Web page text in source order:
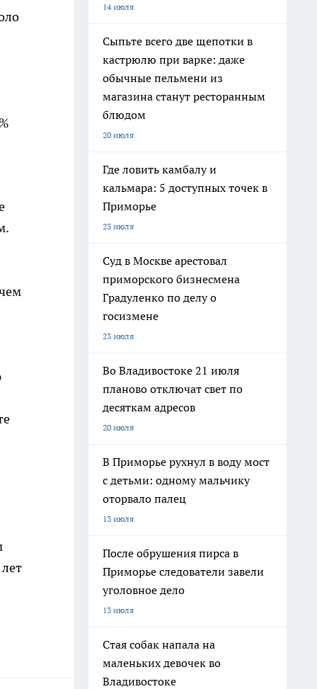
14 июля
Сыпьте всего две щепотки в
кастрюлю при варке: даже
обычные пельмени из
магазина станут ресторанным
блюдом
20 июля
Где ловить камбалу и
кальмара: 5 доступных точек в
Приморье
23 июля
Суд в Москве арестовал
приморского бизнесмена
Градуленко по делу о
госизмене
23 июля
Во Владивостоке 21 июля
планово отключат свет по
десяткам адресов
20 июля
В Приморье рухнул в воду мост
с детьми: одному мальчику
оторвало палец
13 июля
После обрушения пирса в
Приморье следователи завели
уголовное дело
13 июля
Стая собак напала на
маленьких девочек во
Владивостоке